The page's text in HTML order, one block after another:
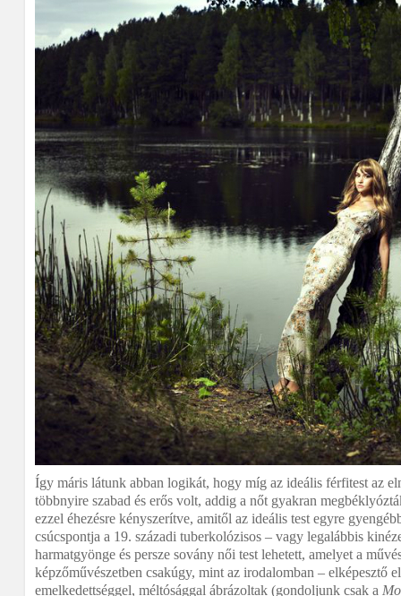
Így máris látunk abban logikát, hogy míg az ideális férfitest az
többnyire szabad és erős volt, addig a nőt gyakran
ezzel éhezésre kényszerítve, amitől az ideális test egyre
csúcspontja a 19. századi tuberkolózisos – vagy legalábbis
harmatgyönge és persze sovány női test lehetett, amelyet a
képzőművészetben csakúgy, mint az irodalomban – elképesztő
emelkedettséggel, méltósággal ábrázoltak (gondoljunk csak a